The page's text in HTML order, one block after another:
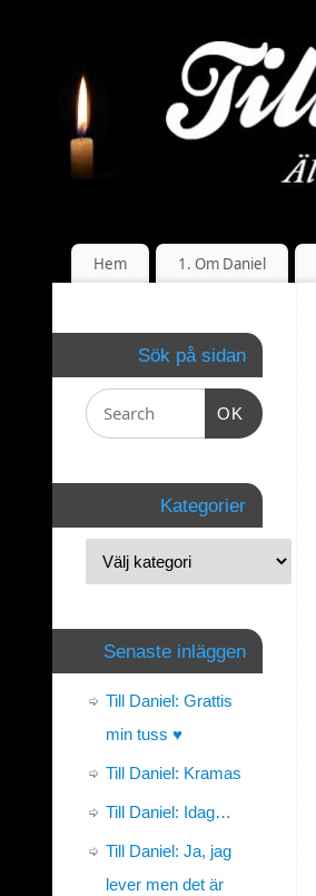
Hem 1. Om Daniel
Sök på sidan
OK
Kategorier
Senaste inläggen
Till Daniel: Grattis
min tuss ♥
Till Daniel: Kramas
Till Daniel: Idag…
Till Daniel: Ja, jag
lever men det är